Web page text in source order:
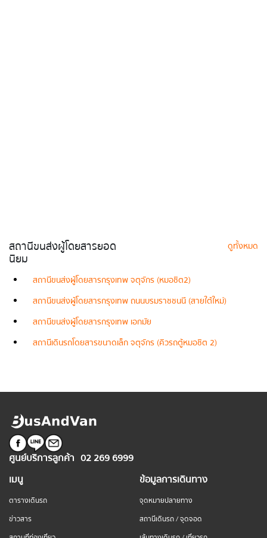
สถานีขนส่งผู้โดยสารยอด
นิยม
ดูทั้งหมด
สถานีขนส่งผู้โดยสารกรุงเทพ จตุจักร (หมอชิต2)
สถานีขนส่งผู้โดยสารกรุงเทพ ถนนบรมราชชนนี (สายใต้ใหม่)
สถานีขนส่งผู้โดยสารกรุงเทพ เอกมัย
สถานีเดินรถโดยสารขนาดเล็ก จตุจักร (คิวรถตู้หมอชิต 2)
ศูนย์บริการลูกค้า 02 269 6999
เมนู
ตารางเดินรถ
ข่าวสาร
ข้อมูลการเดินทาง
จุดหมายปลายทาง
สถานีเดินรถ / จุดจอด